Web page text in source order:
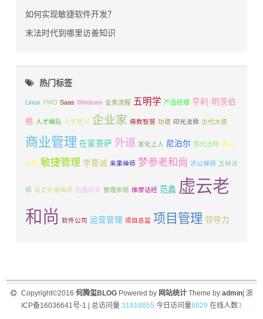
如何实现敏捷软件开发？
末法时代到哪里访善知识
热门标签
Linux PMO Saas Windows 业务流程 五明学 产品经理 亨利·明茨伯
格 人才梯队 人生意义 企业家 佛教智慧 功德 印光法师 古代大德
商业管理 在家菩萨 外道 宣化上人 尼泊尔 弥光法师 憨山
大师 敏捷管理 李嘉诚 来果禅师 梦参老和尚 济公禅师 玉林法
师 百丈怀海禅师 稻盛和夫 管理系统 维摩诘经 范蠡 虚云老
和尚 软件公司 运营管理 项目总监 项目管理 领导力
Copyright©2016 何腾玺BLOG Powered by 网站统计 Theme by admin| 浙
ICP备16036641号-1
总访问量 31818855 今日访问量8829 在线人数3